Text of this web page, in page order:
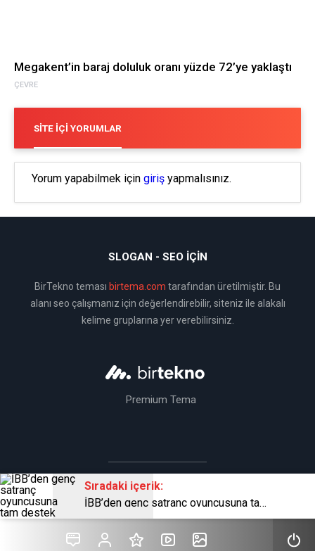
Sıradaki içerik:
İBB’den genç satranç oyuncusuna tam destek
ÇEVRE
Megakent’in baraj doluluk oranı yüzde 72’ye yaklaştı
SITE İÇI YORUMLAR
Yorum yapabilmek için giriş yapmalısınız.
SLOGAN - SEO İÇIN
BirTekno teması birtema.com tarafından üretilmiştir. Bu
alanı seo çalışmanız için değerlendirebilir, siteniz ile alakalı
kelime gruplarına yer verebilirsiniz.
Premium Tema
BirTema Ekibi Tarafından Üretilmiştir © 2019